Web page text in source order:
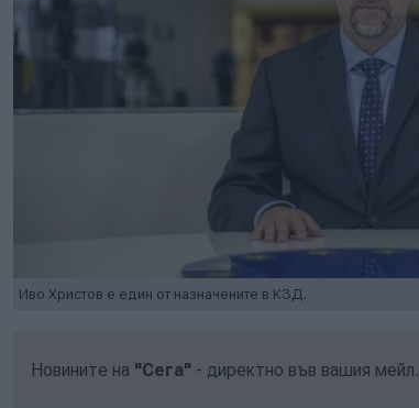
Иво Христов е един от назначените в КЗД.
Новините на "Сега" - директно във вашия мейл.